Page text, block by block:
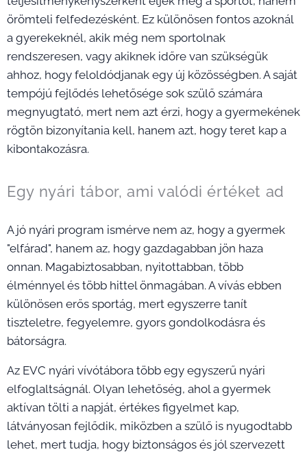
örömteli felfedezésként. Ez különösen fontos azoknál
a gyerekeknél, akik még nem sportolnak
rendszeresen, vagy akiknek időre van szükségük
ahhoz, hogy feloldódjanak egy új közösségben. A saját
tempójú fejlődés lehetősége sok szülő számára
megnyugtató, mert nem azt érzi, hogy a gyermekének
rögtön bizonyítania kell, hanem azt, hogy teret kap a
kibontakozásra.
Egy nyári tábor, ami valódi értéket ad
A jó nyári program ismérve nem az, hogy a gyermek
"elfárad", hanem az, hogy gazdagabban jön haza
onnan. Magabiztosabban, nyitottabban, több
élménnyel és több hittel önmagában. A vívás ebben
különösen erős sportág, mert egyszerre tanít
tiszteletre, fegyelemre, gyors gondolkodásra és
bátorságra.
Az EVC nyári vívótábora több egy egyszerű nyári
elfoglaltságnál. Olyan lehetőség, ahol a gyermek
aktívan tölti a napját, értékes figyelmet kap,
látványosan fejlődik, miközben a szülő is nyugodtabb
lehet, mert tudja, hogy biztonságos és jól szervezett